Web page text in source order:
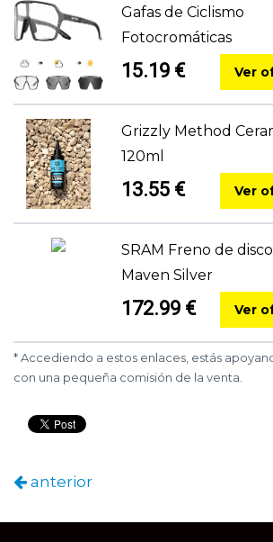
Gafas de Ciclismo
Fotocromáticas
15.19 € Ver
Grizzly Method
120ml
13.55 € Ver
SRAM Freno de disco
Maven Silver
172.99 € Ver
* Accediendo a estos enlaces, estás
con una pequeña comisión de la venta.
anterior